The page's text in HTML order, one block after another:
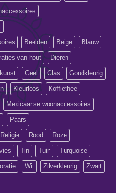
Beelden Beige Blauw
van hout Dieren
Geel Glas Goudkleurig
Kleurloos Koffiethee
Mexicaanse woonaccessoires
Paars
Religie Rood Roze
Tin Tuin Turquoise
Wit Zilverkleurig Zwart